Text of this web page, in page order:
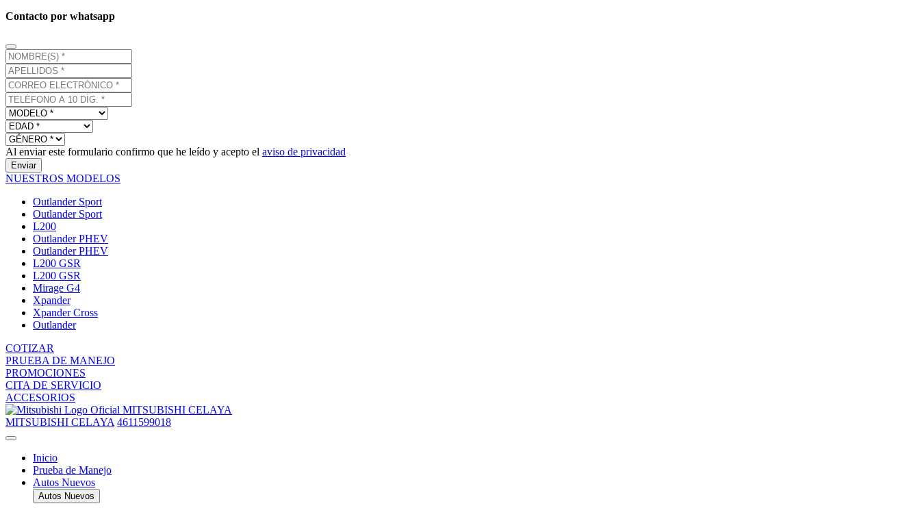
Contacto por whatsapp
Al enviar este formulario confirmo que he leído y acepto el aviso de privacidad
Enviar
NUESTROS MODELOS
Outlander Sport
Outlander Sport
L200
Outlander PHEV
Outlander PHEV
L200 GSR
L200 GSR
Mirage G4
Xpander
Xpander Cross
Outlander
COTIZAR
PRUEBA DE MANEJO
PROMOCIONES
CITA DE SERVICIO
ACCESORIOS
MITSUBISHI CELAYA
MITSUBISHI CELAYA 4611599018
Inicio
Prueba de Manejo
Autos Nuevos
Autos Nuevos